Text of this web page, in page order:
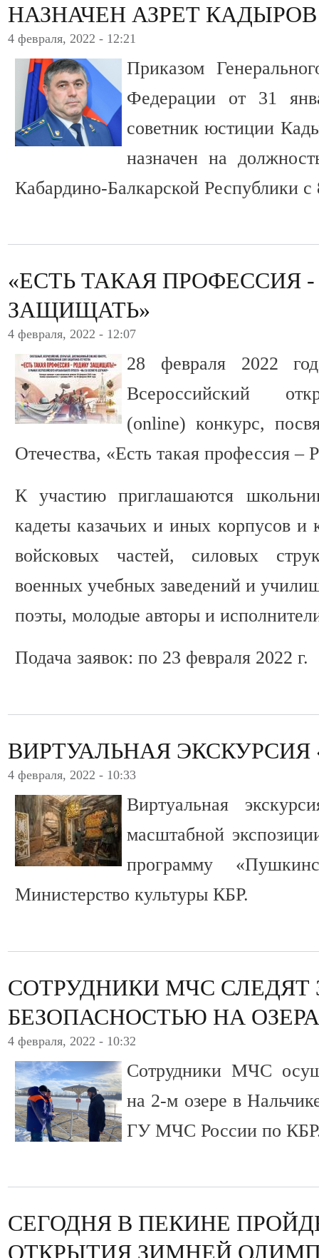
НАЗНАЧЕН АЗРЕТ КАДЫРОВ
4 февраля, 2022 - 12:21
Приказом
Федерации от 31
советник юстиции
назначен на
Кабардино-Балкарской Республики с
«ЕСТЬ ТАКАЯ ПРОФЕССИЯ
ЗАЩИЩАТЬ»
4 февраля, 2022 - 12:07
28 февраля 2022
Всероссийский
(online) конкурс,
Отечества, «Есть такая профессия –
К участию приглашаются
кадеты казачьих и иных корпусов и
войсковых частей, силовых
военных учебных заведений и
поэты, молодые авторы и
Подача заявок: по 23 февраля 2022 г.
ВИРТУАЛЬНАЯ
4 февраля, 2022 - 10:33
Виртуальная
масштабной
программу
Министерство культуры КБР.
СОТРУДНИКИ МЧС СЛЕДЯТ
БЕЗОПАСНОСТЬЮ НА
4 февраля, 2022 - 10:32
Сотрудники МЧС
на 2-м озере в
ГУ МЧС России по
СЕГОДНЯ В ПЕКИНЕ
ОТКРЫТИЯ ЗИМНЕЙ